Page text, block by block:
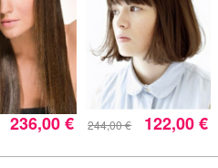
236,00 € 244,00 € 122,00 €